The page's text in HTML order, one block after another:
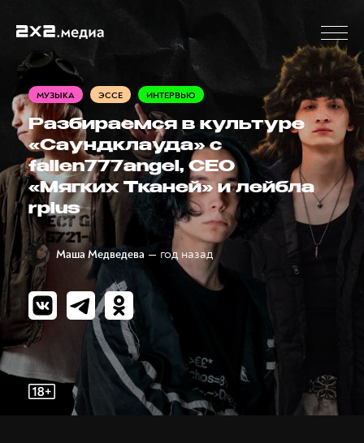
МУЗЫКА ЭССЕ ИНТЕРВЬЮ
Разбираемся в культуре
«Саундклауда» с
fallen777angel, СЕО
«Мягких Тканей» и лейбла
rplus
Маша Медведева — год назад